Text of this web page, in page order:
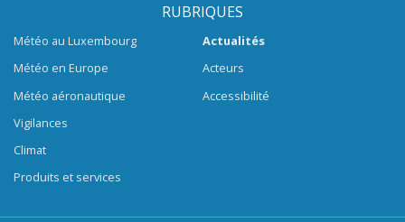
RUBRIQUES
Météo au Luxembourg
Météo en Europe
Météo aéronautique
Vigilances
Climat
Produits et services
Actualités
Acteurs
Accessibilité